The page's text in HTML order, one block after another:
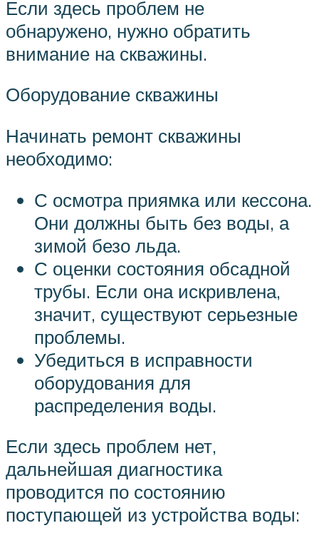
Если здесь проблем не
обнаружено, нужно обратить
внимание на скважины.
Оборудование скважины
Начинать ремонт скважины
необходимо:
С осмотра приямка или кессона.
Они должны быть без воды, а
зимой безо льда.
С оценки состояния обсадной
трубы. Если она искривлена,
значит, существуют серьезные
проблемы.
Убедиться в исправности
оборудования для
распределения воды.
Если здесь проблем нет,
дальнейшая диагностика
проводится по состоянию
поступающей из устройства воды: